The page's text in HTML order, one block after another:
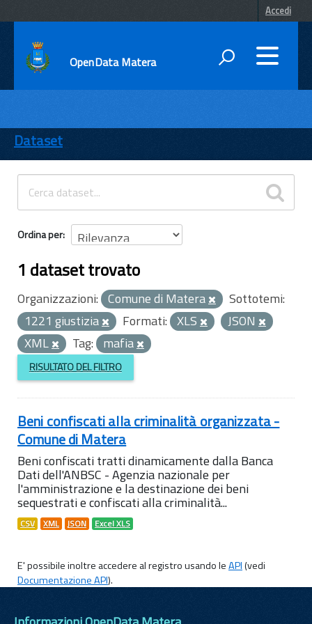
Accedi
OpenData Matera
ENTI
TEMI
INFORMAZIONI
Dataset
Ordina per
1 dataset trovato
Organizzazioni: Comune di Matera
Sottotemi:
1221 giustizia
Formati: XLS
JSON
XML
Tag: mafia
RISULTATO DEL FILTRO
Beni confiscati alla criminalità organizzata -
Comune di Matera
Beni confiscati tratti dinamicamente dalla Banca
Dati dell'ANBSC - Agenzia nazionale per
l'amministrazione e la destinazione dei beni
sequestrati e confiscati alla criminalità...
CSV XML JSON Excel XLS
E' possibile inoltre accedere al registro usando leAPI(vedi
Documentazione API).